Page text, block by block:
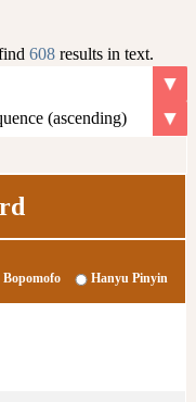
608 results in text.
Bopomofo Hanyu Pinyin